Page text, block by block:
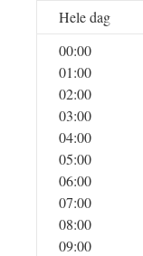
Hele dag
00:00
01:00
02:00
03:00
04:00
05:00
06:00
07:00
08:00
09:00